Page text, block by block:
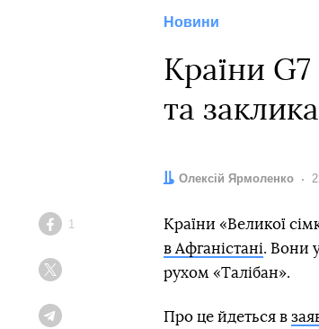
Новини
Країни
та
Автор:
Олексій Ярмоленко
Facebook
1 Країни «Великої
в Афганістані. Вони
рухом «Талібан».
Про це йдеться в